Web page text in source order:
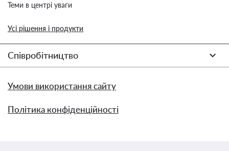
Теми в центрі уваги
Усі рішення і продукти
Співробітництво
Умови використання сайту
Політика конфіденційності